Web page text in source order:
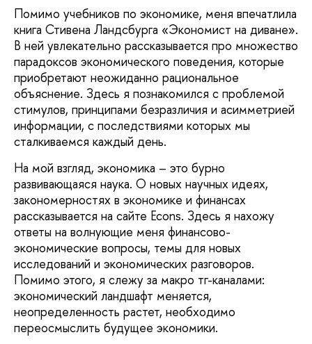
Помимо учебников по экономике, меня впечатлила
книга Стивена Ландсбурга «Экономист на диване».
В ней увлекательно рассказывается про множество
парадоксов экономического поведения, которые
приобретают неожиданно рациональное
объяснение. Здесь я познакомился с проблемой
стимулов, принципами безразличия и асимметрией
информации, с последствиями которых мы
сталкиваемся каждый день.
На мой взгляд, экономика – это бурно
развивающаяся наука. О новых научных идеях,
закономерностях в экономике и финансах
рассказывается на сайте Econs. Здесь я нахожу
ответы на волнующие меня финансово-
экономические вопросы, темы для новых
исследований и экономических разговоров.
Помимо этого, я слежу за макро тг-каналами:
экономический ландшафт меняется,
неопределенность растет, необходимо
переосмыслить будущее экономики.